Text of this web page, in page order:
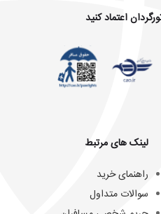
اعتماد کنید
لینک های مرتبط
راهنمای خرید
سوالات متداول